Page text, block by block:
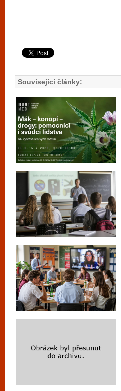
Související články: